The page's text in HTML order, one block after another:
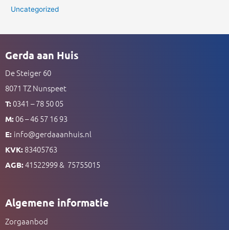
Uncategorized
Gerda aan Huis
De Steiger 60
8071 TZ Nunspeet
T: 0341 – 78 50 05
M: 06 – 46 57 16 93
E: info@gerdaaanhuis.nl
KVK: 83405763
AGB:41522999 & 75755015
Algemene informatie
Zorgaanbod